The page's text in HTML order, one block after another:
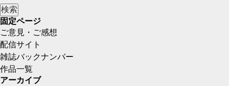
固定ページ
ご意見・ご感想
配信サイト
雑誌バックナンバー
作品一覧
アーカイブ